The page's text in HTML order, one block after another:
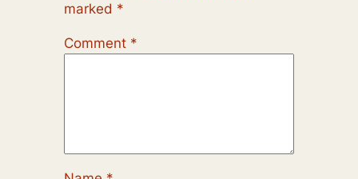
marked *
Comment *